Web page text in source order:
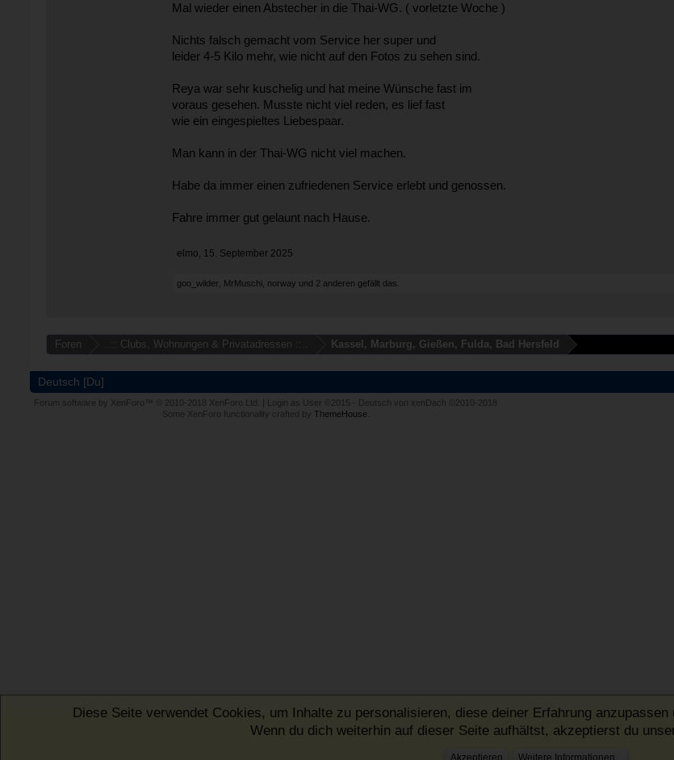
Mal wieder einen Abstecher in die Thai-WG. ( vorletzte Woche )
Nichts falsch gemacht vom Service her super und
leider 4-5 Kilo mehr, wie nicht auf den Fotos zu sehen sind.
Reya war sehr kuschelig und hat meine Wünsche fast im
voraus gesehen. Musste nicht viel reden, es lief fast
wie ein eingespieltes Liebespaar.
Man kann in der Thai-WG nicht viel machen.
Habe da immer einen zufriedenen Service erlebt und genossen.
Fahre immer gut gelaunt nach Hause.
elmo 15. September 2025
goo_wilder MrMuschi norway und 2 anderen gefällt das.
Foren ..:: Clubs, Wohnungen & Privatadressen ::.. Kassel, Marburg, Gießen, Fulda, Bad Hersfeld
Deutsch [Du]
Forum software by XenForo™ © 2010-2018 XenForo Ltd. | Login as User ©2015 - Deutsch von xenDach
©2010-2018
Some XenForo functionality crafted by ThemeHouse
Diese Seite verwendet Cookies, um Inhalte zu personalisieren, diese deiner Erfahrung
Wenn du dich weiterhin auf dieser Seite aufhältst, akzeptierst du
Akzeptieren Weitere Informationen...